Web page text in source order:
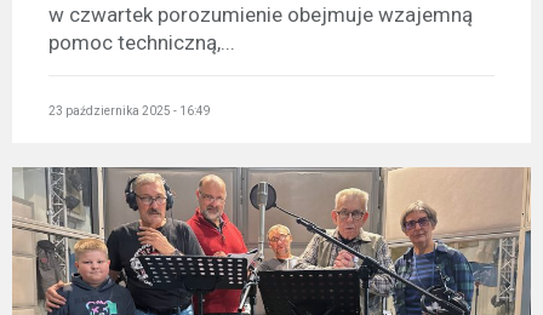
w czwartek porozumienie obejmuje wzajemną
pomoc techniczną,...
23 października 2025 - 16:49